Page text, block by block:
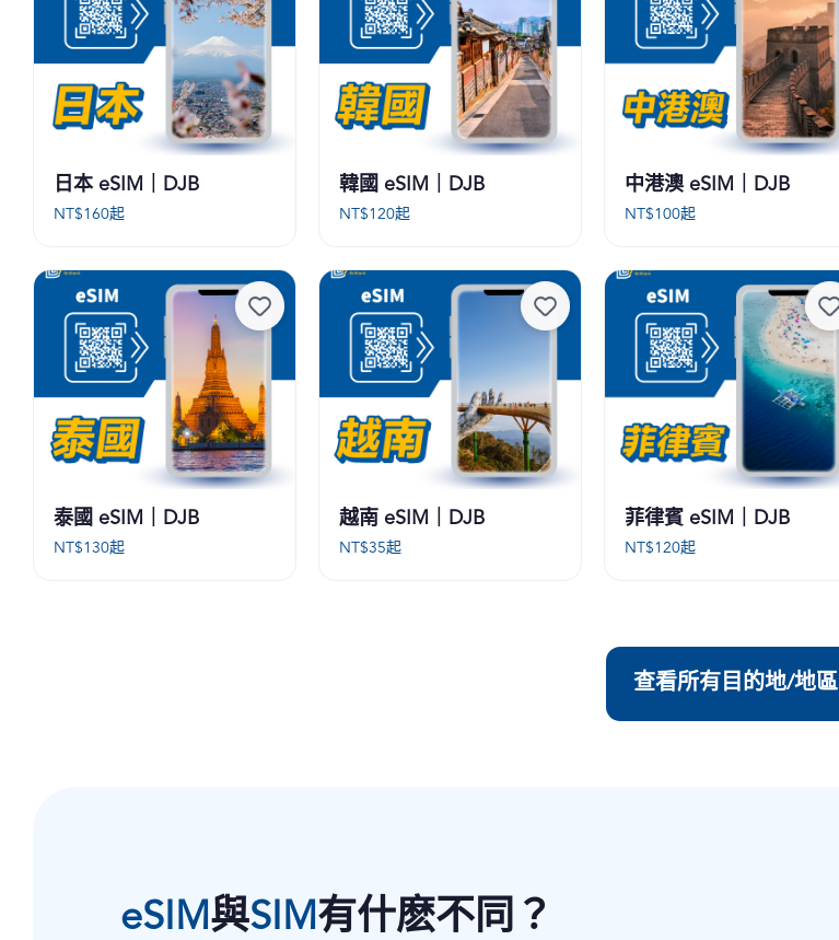
日本 eSIM｜DJB
NT$160起
韓國 eSIM｜DJB
NT$120起
中港澳 eSIM｜DJB
NT$100起
泰國 eSIM｜DJB
NT$130起
越南 eSIM｜DJB
NT$35起
菲律賓 eSIM｜DJB
NT$120起
查看所有目的地/地區
eSIM與SIM有什麽不同？